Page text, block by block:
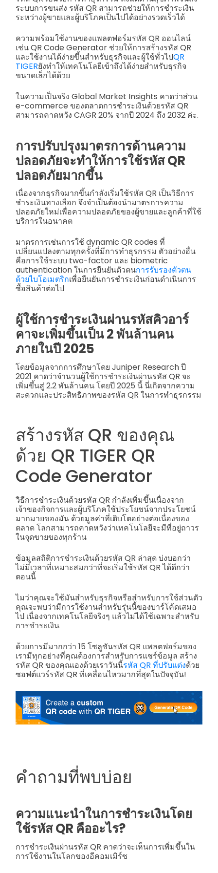
ระบบการขนส่ง รหัส QR สามารถช่วยให้การชำระเงิน
ระหว่างผู้ขายและผู้บริโภคเป็นไปได้อย่างรวดเร็วได้
ความพร้อมใช้งานของแพลตฟอร์มรหัส QR ออนไลน์
เช่น QR Code Generator ช่วยให้การสร้างรหัส QR
และใช้งานได้ง่ายขึ้นสำหรับธุรกิจและผู้ใช้ทั่วไปQR
TIGERยังทำให้เทคโนโลยีเข้าถึงได้ง่ายสำหรับธุรกิจ
ขนาดเล็กได้ด้วย
ในความเป็นจริง Global Market Insights คาดว่าส่วน
e-commerce ของตลาดการชำระเงินด้วยรหัส QR
สามารถคาดหวัง CAGR 20% จากปี 2024 ถึง 2032 ค่ะ.
การปรับปรุงมาตรการด้านความ
ปลอดภัยจะทำให้การใช้รหัส QR
ปลอดภัยมากขึ้น
เนื่องจากธุรกิจมากขึ้นกำลังเริ่มใช้รหัส QR เป็นวิธีการ
ชำระเงินทางเลือก จึงจำเป็นต้องนำมาตรการความ
ปลอดภัยใหม่เพื่อความปลอดภัยของผู้ขายและลูกค้าที่ใช้
บริการในอนาคต
มาตรการเช่นการใช้ dynamic QR codes ที่
เปลี่ยนแปลงตามทุกครั้งที่มีการทำธุรกรรม ตัวอย่างอื่น
คือการใช้ระบบ two-factor และ biometric
authentication ในการยืนยันตัวตนการรับรองตัวตน
ด้วยไบโอเมตริกเพื่อยืนยันการชำระเงินก่อนดำเนินการ
ซื้อสินค้าต่อไป
ผู้ใช้การชำระเงินผ่านรหัสคิวอาร์
คาจะเพิ่มขึ้นเป็น 2 พันล้านคน
ภายในปี 2025
โดยข้อมูลจากการศึกษาโดย Juniper Research ปี
2021 คาดว่าจำนวนผู้ใช้การชำระเงินผ่านรหัส QR จะ
เพิ่มขึ้นสู่ 2.2 พันล้านคน โดยปี 2025 นี้ นี่เกิดจากความ
สะดวกและประสิทธิภาพของรหัส QR ในการทำธุรกรรม
สร้างรหัส QR ของคุณ
ด้วย QR TIGER QR
Code Generator
วิธีการชำระเงินด้วยรหัส QR กำลังเพิ่มขึ้นเนื่องจาก
เจ้าของกิจการและผู้บริโภคใช้ประโยชน์จากประโยชน์
มากมายของมัน ด้วยมูลค่าที่เติบโตอย่างต่อเนื่องของ
ตลาด โลกสามารถคาดหวังว่าเทคโนโลยีจะมีที่อยู่ถาวร
ในจุดขายของทุกร้าน
ข้อมูลสถิติการชำระเงินด้วยรหัส QR ล่าสุด บ่งบอกว่า
ไม่มีเวลาที่เหมาะสมกว่าที่จะเริ่มใช้รหัส QR ได้ดีกว่า
ตอนนี้
ไมว่าคุณจะใช้มันสำหรับธุรกิจหรือสำหรับการใช้ส่วนตัว
คุณจะพบว่ามีการใช้งานสำหรับรุ่นนี้ของบาร์โค้ดเสมอ
ไป เนื่องจากเทคโนโลยีจริงๆ แล้วไม่ได้ใช้เฉพาะสำหรับ
การชำระเงิน
ด้วยการมีมากกว่า 15 โซลูชันรหัส QR แพลตฟอร์มของ
เรามีทุกอย่างที่คุณต้องการสำหรับการแชร์ข้อมูล สร้าง
รหัส QR ของคุณเองด้วยเราวันนี้รหัส QR ที่ปรับแต่งด้วย
ซอฟต์แวร์รหัส QR ที่เคลื่อนไหวมากที่สุดในปัจจุบัน!
คำถามที่พบบ่อย
ความแนะนำในการชำระเงินโดย
ใช้รหัส QR คืออะไร?
การชำระเงินผ่านรหัส QR คาดว่าจะเห็นการเพิ่มขึ้นใน
การใช้งานในโลกของอีคอมเมิร์ซ